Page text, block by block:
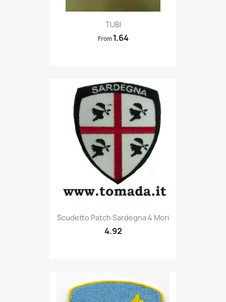
Quick view
TUBI
From 1.64
Quick view
Scudetto Patch Sardegna 4 Mori
4.92